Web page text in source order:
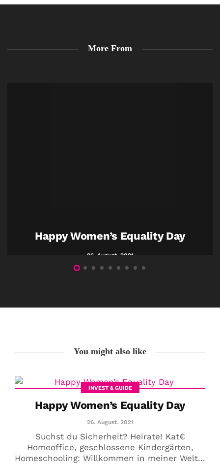
More From
Happy Women’s Equality Day
26. August. 2021
You might also like
INVEST & GUIDE
Happy Women’s Equality Day
26. August. 2021
Suchst du Sicherheit? Heirate! Kat€
Homeoffice, geschlossene Kindergärten,
Homeschooling: Willkommen in meiner Welt...